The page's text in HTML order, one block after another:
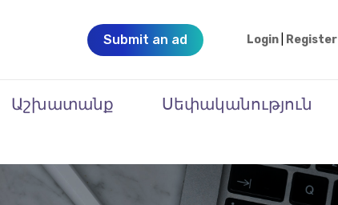
Submit an ad Login Register
Աշխատանք Սեփականություն